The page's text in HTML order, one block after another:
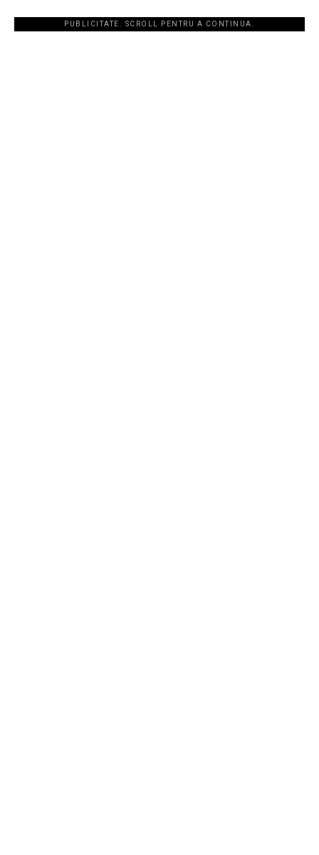
PUBLICITATE. SCROLL PENTRU A CONTINUA.